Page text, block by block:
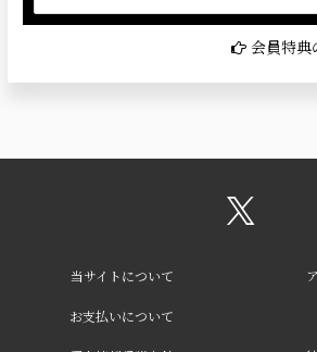
会員特典
当サイトについて
お支払いについて